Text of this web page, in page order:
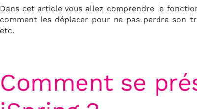
Dans cet article vous allez comprendre le
comment les déplacer pour ne pas perdre son
etc.
Comment se